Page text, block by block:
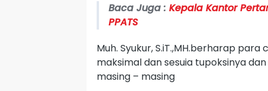
Baca Juga : Kepala Kantor
PPATS
Muh. Syukur, S.iT.,MH.berharap
maksimal dan sesuia tupoksinya
masing – masing